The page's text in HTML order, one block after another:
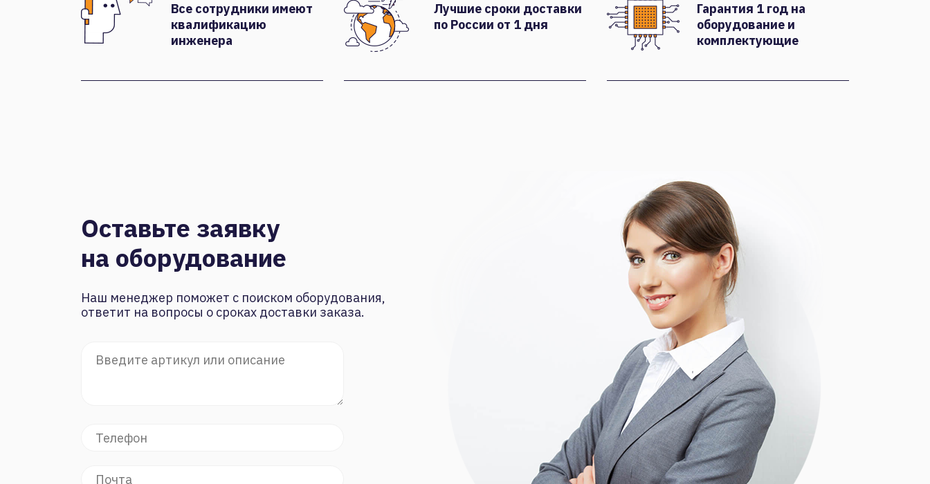
Все сотрудники имеют
квалификацию
инженера
Лучшие сроки доставки
по России от 1 дня
Гарантия 1 год на
оборудование и
комплектующие
Оставьте заявку
на оборудование
Наш менеджер поможет с поиском оборудования,
ответит на вопросы о сроках доставки заказа.